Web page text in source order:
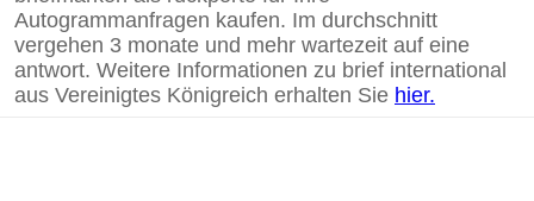
Autogrammanfragen kaufen. Im durchschnitt
vergehen 3 monate und mehr wartezeit auf eine
antwort. Weitere Informationen zu brief international
aus Vereinigtes Königreich erhalten Sie hier.